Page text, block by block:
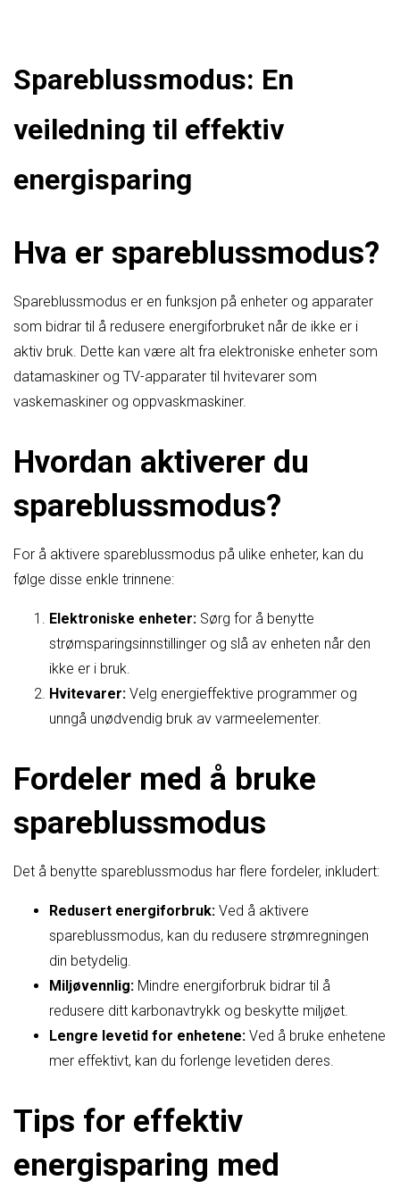
Spareblussmodus: En
veiledning til effektiv
energisparing
Hva er spareblussmodus?
Spareblussmodus er en funksjon på enheter og apparater
som bidrar til å redusere energiforbruket når de ikke er i
aktiv bruk. Dette kan være alt fra elektroniske enheter som
datamaskiner og TV-apparater til hvitevarer som
vaskemaskiner og oppvaskmaskiner.
Hvordan aktiverer du
spareblussmodus?
For å aktivere spareblussmodus på ulike enheter, kan du
følge disse enkle trinnene:
Elektroniske enheter: Sørg for å benytte
strømsparingsinnstillinger og slå av enheten når den
ikke er i bruk.
Hvitevarer: Velg energieffektive programmer og
unngå unødvendig bruk av varmeelementer.
Fordeler med å bruke
spareblussmodus
Det å benytte spareblussmodus har flere fordeler, inkludert:
Redusert energiforbruk: Ved å aktivere
spareblussmodus, kan du redusere strømregningen
din betydelig.
Miljøvennlig: Mindre energiforbruk bidrar til å
redusere ditt karbonavtrykk og beskytte miljøet.
Lengre levetid for enhetene: Ved å bruke enhetene
mer effektivt, kan du forlenge levetiden deres.
Tips for effektiv
energisparing med